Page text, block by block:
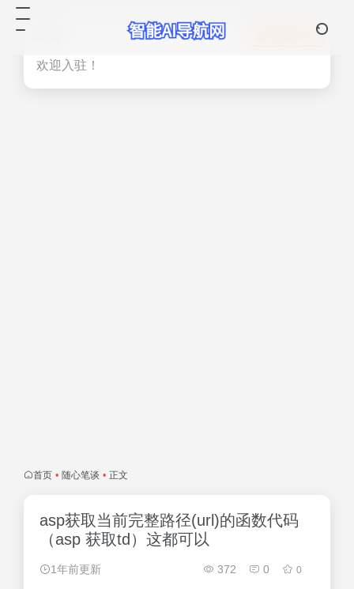
欢迎入驻！
首页 • 随心笔谈 • 正文
asp获取当前完整路径(url)的函数代码
（asp 获取td）这都可以
1年前更新 372 0 0